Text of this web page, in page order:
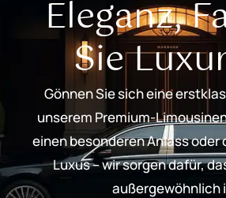
Eleganz,
Sie
Gönnen Sie sich eine
unserem Premium-
einen besonderen Anlass
Luxus – wir sorgen dafür,
außergewöhnlich